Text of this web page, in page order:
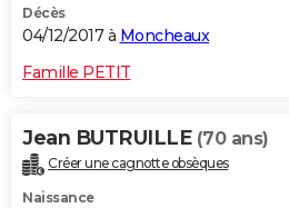
Décès
04/12/2017 à Moncheaux
Famille PETIT
Jean BUTRUILLE (70 ans)
Créer une cagnotte obsèques
Naissance